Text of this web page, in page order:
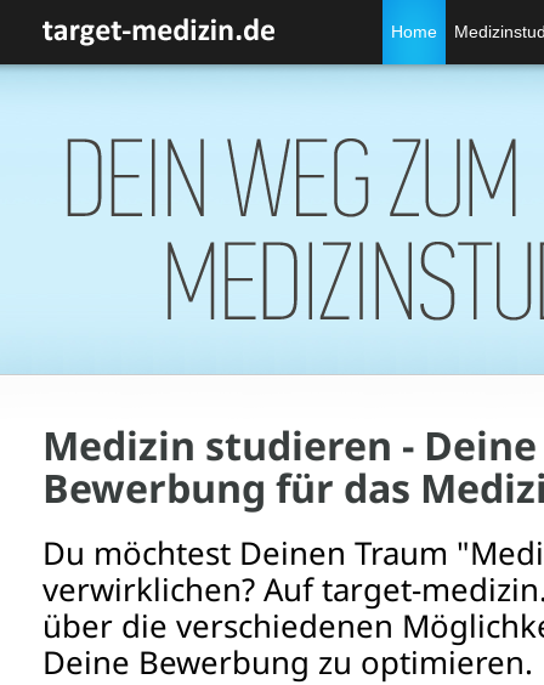
Home
Medizin studieren -
Bewerbung für das
Du möchtest Deinen Traum
verwirklichen? Auf target-
über die verschiedenen
Deine Bewerbung zu optimieren.